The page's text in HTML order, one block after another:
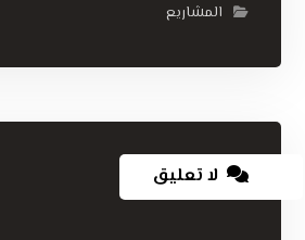
المشاريع
لا تعليق